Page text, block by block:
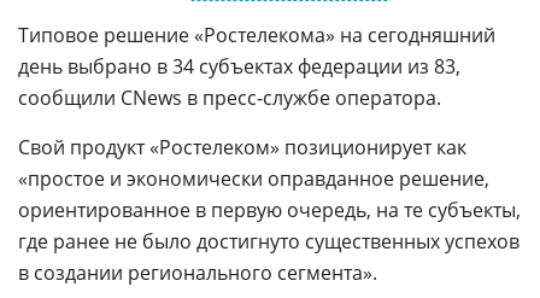
Типовое решение «Ростелекома» на сегодняшний
день выбрано в 34 субъектах федерации из 83,
сообщили CNews в пресс-службе оператора.
Свой продукт «Ростелеком» позиционирует как
«простое и экономически оправданное решение,
ориентированное в первую очередь, на те субъекты,
где ранее не было достигнуто существенных успехов
в создании регионального сегмента».